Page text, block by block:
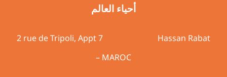
أحياء العالم
2 rue de Tripoli, Appt 7 Hassan Rabat
– MAROC